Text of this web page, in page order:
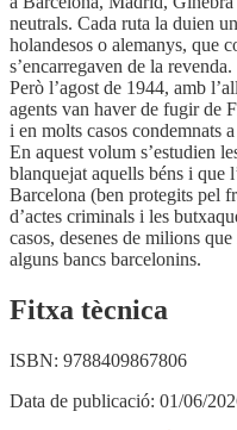
neutrals. Cada ruta la duien
holandesos o alemanys, que
s’encarregaven de la revenda.
Però l’agost de 1944, amb
agents van haver de fugir de
i en molts casos condemnats
En aquest volum s’estudien
blanquejat aquells béns i que
Barcelona (ben protegits pel
d’actes criminals i les
casos, desenes de milions
alguns bancs barcelonins.
Fitxa tècnica
ISBN: 9788409867806
Data de publicació: 01/06/